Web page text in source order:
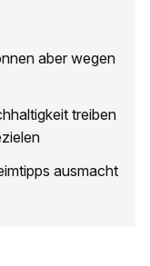
aber wegen
treiben
ausmacht